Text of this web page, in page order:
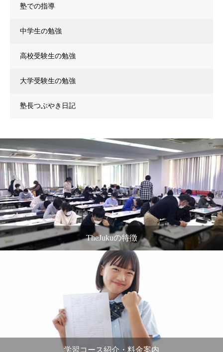
塾での指導
中学生の勉強
高校受験生の勉強
大学受験生の勉強
塾長つぶやき日記
TheJukuの特徴
学習コース紹介・料金案内